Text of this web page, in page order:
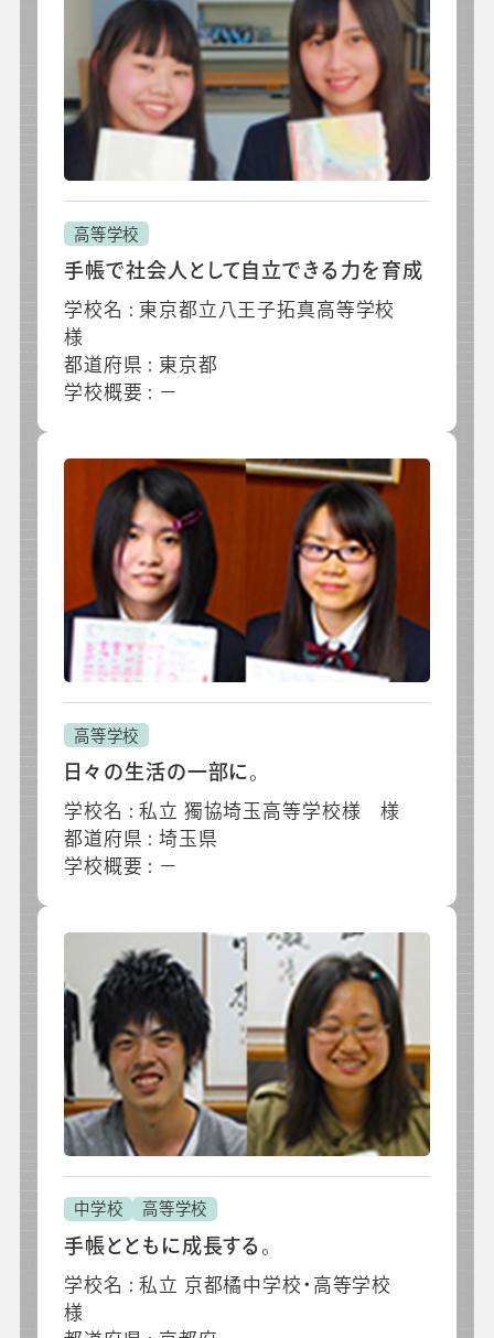
高等学校
手帳で社会人として自立できる力を育成
学校名 : 東京都立八王子拓真高等学校
様
都道府県 : 東京都
学校概要 : －
高等学校
日々の生活の一部に。
学校名 : 私立 獨協埼玉高等学校様 様
都道府県 : 埼玉県
学校概要 : －
中学校 高等学校
手帳とともに成長する。
学校名 : 私立 京都橘中学校・高等学校
様